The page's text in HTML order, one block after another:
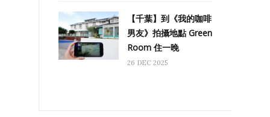
【千葉】到《我的咖啡
男友》拍攝地點 Green
Room 住一晚
26 DEC 2025